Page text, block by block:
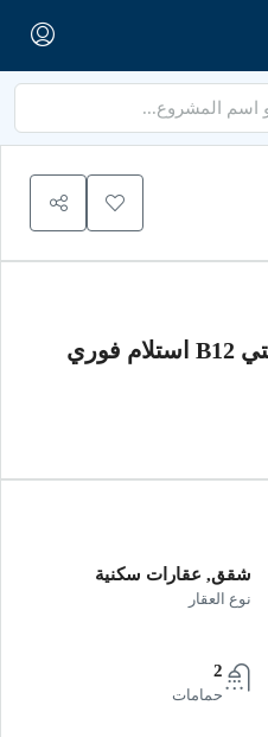
شقق, عقارات سكنية
نوع العقار
2
حمامات